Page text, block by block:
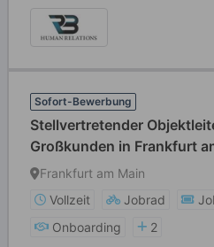
Sofort-Bewerbung
Stellvertretender
Großkunden in Frankfurt
Frankfurt am Main
Vollzeit
Jobrad
Onboarding
2